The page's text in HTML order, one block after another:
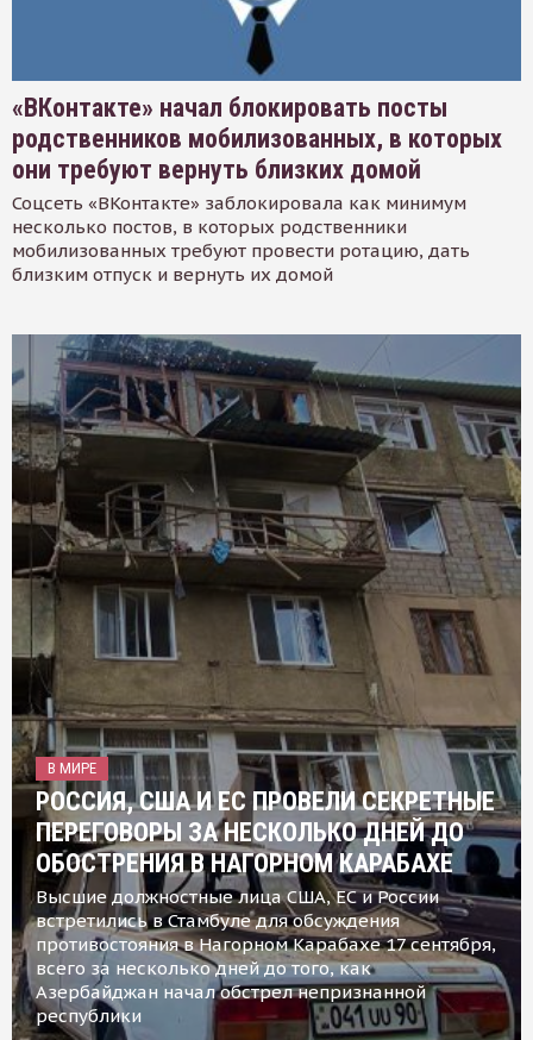
«ВКонтакте» начал блокировать посты
родственников мобилизованных, в которых
они требуют вернуть близких домой
Соцсеть «ВКонтакте» заблокировала как минимум
несколько постов, в которых родственники
мобилизованных требуют провести ротацию, дать
близким отпуск и вернуть их домой
В МИРЕ
РОССИЯ, США И ЕС ПРОВЕЛИ СЕКРЕТНЫЕ
ПЕРЕГОВОРЫ ЗА НЕСКОЛЬКО ДНЕЙ ДО
ОБОСТРЕНИЯ В НАГОРНОМ КАРАБАХЕ
Высшие должностные лица США, ЕС и России
встретились в Стамбуле для обсуждения
противостояния в Нагорном Карабахе 17 сентября,
всего за несколько дней до того, как
Азербайджан начал обстрел непризнанной
республики